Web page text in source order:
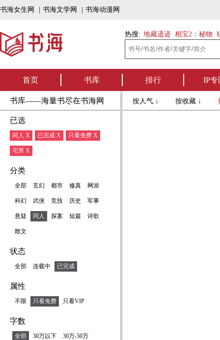
书海女生网 书海文学网 书海动漫网
热搜: 地藏遗迹 相宝2：秘物
首页 书库 排行 IP专
书库——海量书尽在书海网
已选
同人 X 已完成 X 只看免费 X
宅男 X
分类
全部 玄幻 都市 修真 网游
科幻 武侠 竞技 历史 军事
悬疑 同人 探案 短篇 诗歌
散文
状态
全部 连载中 已完成
属性
不限 只看免费 只看VIP
字数
全部 30万以下 30万-50万
按人气 ↓ 按收藏 ↓